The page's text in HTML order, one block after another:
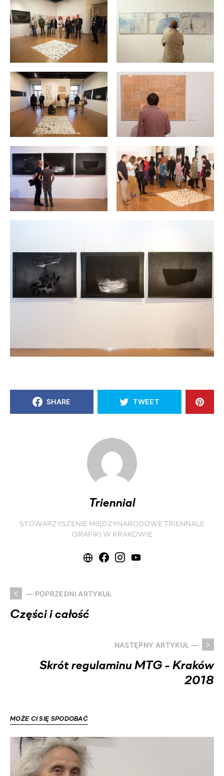
SHARE TWEET
Triennial
STOWARZYSZENIE MIĘDZYNARODOWE TRIENNALE
GRAFIKI W KRAKOWIE
— POPRZEDNI ARTYKUŁ
Części i całość
NASTĘPNY ARTYKUŁ —
Skrót regulaminu MTG - Kraków
2018
MOŻE CI SIĘ SPODOBAĆ